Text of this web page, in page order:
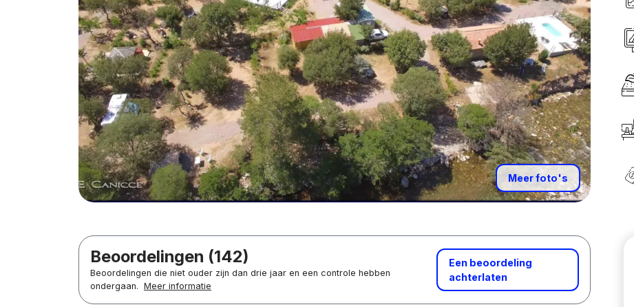
Meer foto's
Beoordelingen (142)
Beoordelingen die niet ouder zijn dan drie jaar en een controle hebben
ondergaan. Meer informatie
Een beoordeling
achterlaten